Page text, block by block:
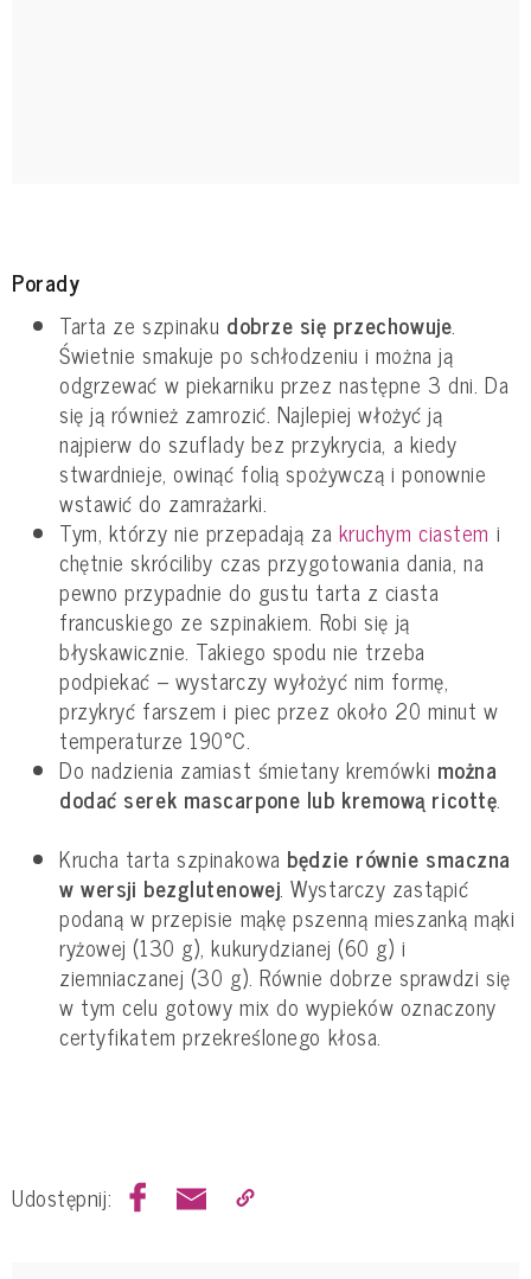
Porady
Tarta ze szpinaku dobrze się przechowuje.
Świetnie smakuje po schłodzeniu i można ją
odgrzewać w piekarniku przez następne 3 dni. Da
się ją również zamrozić. Najlepiej włożyć ją
najpierw do szuflady bez przykrycia, a kiedy
stwardnieje, owinąć folią spożywczą i ponownie
wstawić do zamrażarki.
Tym, którzy nie przepadają za kruchym ciastem i
chętnie skróciliby czas przygotowania dania, na
pewno przypadnie do gustu tarta z ciasta
francuskiego ze szpinakiem. Robi się ją
błyskawicznie. Takiego spodu nie trzeba
podpiekać – wystarczy wyłożyć nim formę,
przykryć farszem i piec przez około 20 minut w
temperaturze 190°C.
Do nadzienia zamiast śmietany kremówki można
dodać serek mascarpone lub kremową ricottę.
Krucha tarta szpinakowabędzie równie smaczna
w wersji bezglutenowej. Wystarczy zastąpić
podaną w przepisie mąkę pszenną mieszanką mąki
ryżowej (130 g), kukurydzianej (60 g) i
ziemniaczanej (30 g). Równie dobrze sprawdzi się
w tym celu gotowy mix do wypieków oznaczony
certyfikatem przekreślonego kłosa.
Udostępnij: